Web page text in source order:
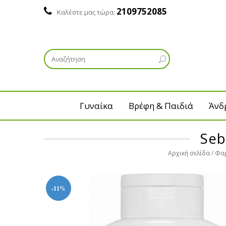
Καλέστε μας τώρα: 2109752085
Γυναίκα Βρέφη & Παιδιά
Αρχική σελίδα
-11%